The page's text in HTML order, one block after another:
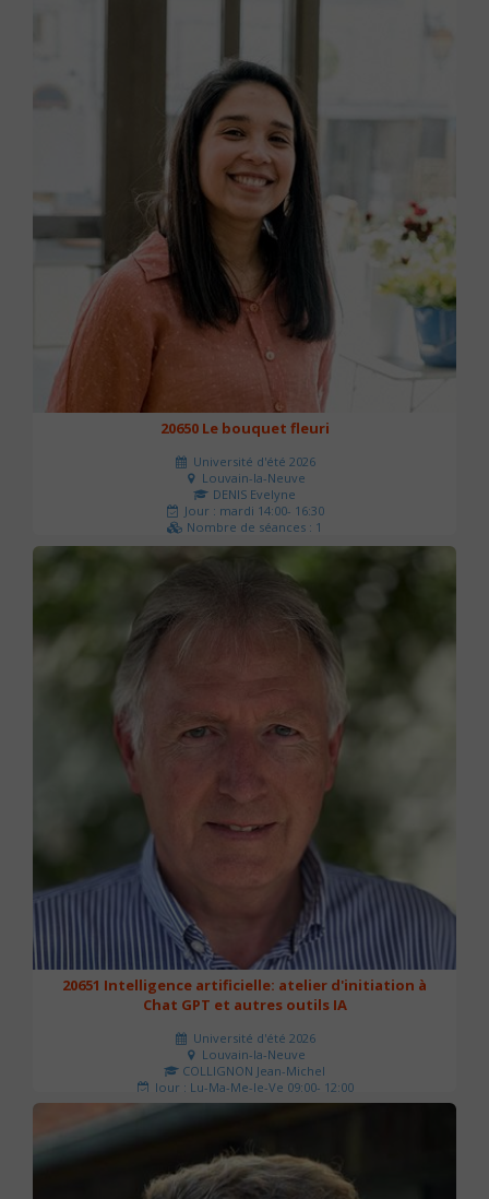
20650 Le bouquet fleuri
Université d'été 2026
Louvain-la-Neuve
DENIS Evelyne
Jour : mardi 14:00- 16:30
Nombre de séances : 1
60 €
20651 Intelligence artificielle: atelier d'initiation à
Chat GPT et autres outils IA
Université d'été 2026
Louvain-la-Neuve
COLLIGNON Jean-Michel
Jour : Lu-Ma-Me-Je-Ve 09:00- 12:00
Nombre de séances : 2